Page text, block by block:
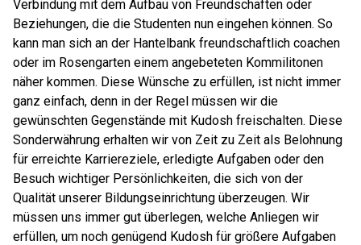
Verbindung mit dem Aufbau von Freundschaften oder
Beziehungen, die die Studenten nun eingehen können. So
kann man sich an der Hantelbank freundschaftlich coachen
oder im Rosengarten einem angebeteten Kommilitonen
näher kommen. Diese Wünsche zu erfüllen, ist nicht immer
ganz einfach, denn in der Regel müssen wir die
gewünschten Gegenstände mit Kudosh freischalten. Diese
Sonderwährung erhalten wir von Zeit zu Zeit als Belohnung
für erreichte Karriereziele, erledigte Aufgaben oder den
Besuch wichtiger Persönlichkeiten, die sich von der
Qualität unserer Bildungseinrichtung überzeugen. Wir
müssen uns immer gut überlegen, welche Anliegen wir
erfüllen, um noch genügend Kudosh für größere Aufgaben